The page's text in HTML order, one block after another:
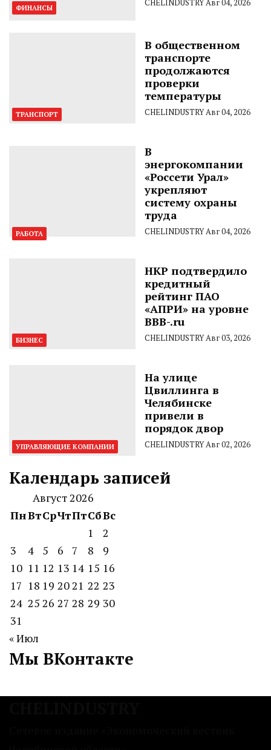
ФИНАНСЫ CHELINDUSTRYАвг 04, 2026
ТРАНСПОРТ
В общественном
транспорте
продолжаются
проверки
температуры
CHELINDUSTRYАвг 04, 2026
РАБОТА
В
энергокомпании
«Россети Урал»
укрепляют
систему охраны
труда
CHELINDUSTRYАвг 04, 2026
БИЗНЕС
НКР подтвердило
кредитный
рейтинг ПАО
«АПРИ» на уровне
BBB-.ru
CHELINDUSTRYАвг 03, 2026
УПРАВЛЯЮЩИЕ КОМПАНИИ
На улице
Цвиллинга в
Челябинске
привели в
порядок двор
CHELINDUSTRYАвг 02, 2026
Календарь записей
Август 2026
ПнВтСрЧтПтСбВс
1
2
3
4 5 6 7 8
9
10 11 12 13 14 15 16
17 18 19 2021 22 23
24 25 26 27 28 29 30
31
« Июл
Мы ВКонтакте